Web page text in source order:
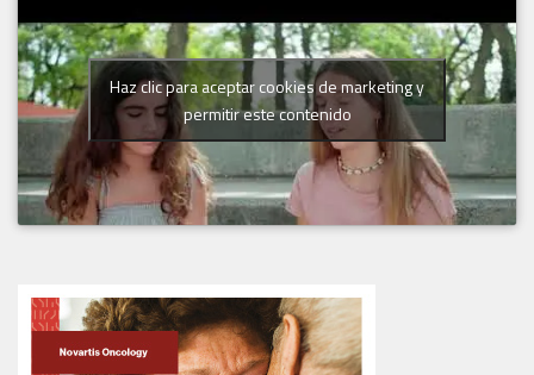
Haz clic para aceptar cookies de marketing y
permitir este contenido